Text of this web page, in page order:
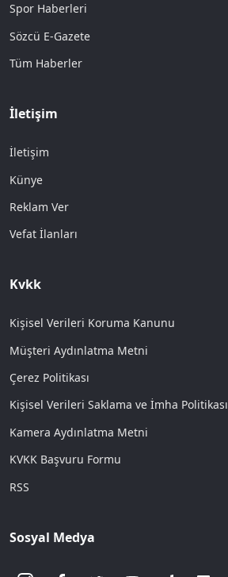
Spor Haberleri
Sözcü E-Gazete
Tüm Haberler
İletişim
İletişim
Künye
Reklam Ver
Vefat İlanları
Kvkk
Kişisel Verileri Koruma Kanunu
Müşteri Aydınlatma Metni
Çerez Politikası
Kişisel Verileri Saklama ve İmha Politikası
Kamera Aydınlatma Metni
KVKK Başvuru Formu
RSS
Sosyal Medya